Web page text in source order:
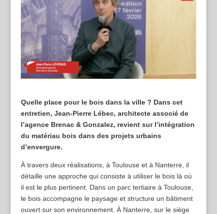
Quelle place pour le bois dans la ville ? Dans cet
entretien, Jean-Pierre Lébec, architecte associé de
l’agence Brenac & Gonzalez, revient sur l’intégration
du matériau bois dans des projets urbains
d’envergure.
À travers deux réalisations, à Toulouse et à Nanterre, il
détaille une approche qui consiste à utiliser le bois là où
il est le plus pertinent. Dans un parc tertiaire à Toulouse,
le bois accompagne le paysage et structure un bâtiment
ouvert sur son environnement. À Nanterre, sur le siège